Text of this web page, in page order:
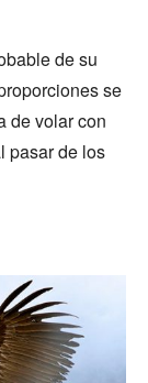
de su
se
de volar con
pasar de los